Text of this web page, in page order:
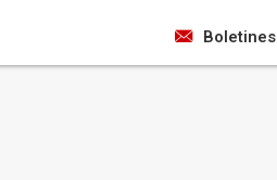
Boletines